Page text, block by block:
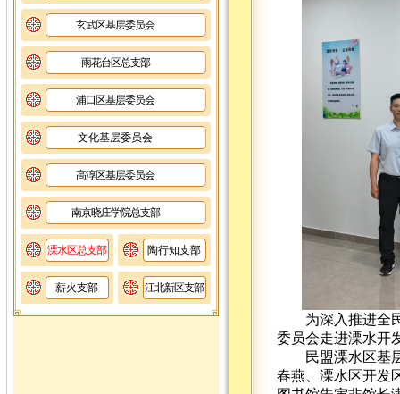
玄武区基层委员会
雨花台区总支部
浦口区基层委员会
文化基层委员会
高淳区基层委员会
南京晓庄学院总支部
溧水区总支部 陶行知支部
薪火支部 江北新区支部
为深入推进全民
委员会走进溧水开
民盟溧水区基层
春燕、溧水区开发